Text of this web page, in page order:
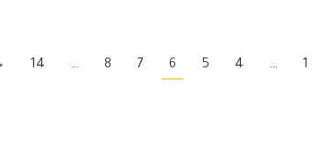
1
…
4
5
6
7
8
…
14